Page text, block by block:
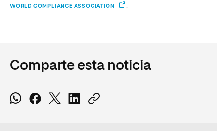
WORLD COMPLIANCE ASSOCIATION
Comparte esta noticia